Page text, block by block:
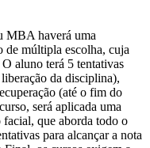
MBA haverá uma
de múltipla escolha, cuja
aluno terá 5 tentativas
da disciplina),
(até o fim do
será aplicada uma
que aborda todo o
para alcançar a nota